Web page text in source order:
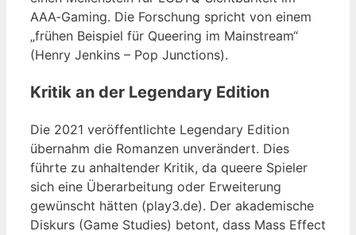
AAA‑Gaming. Die Forschung spricht von einem
„frühen Beispiel für Queering im Mainstream“
(Henry Jenkins – Pop Junctions).
Kritik an der Legendary Edition
Die 2021 veröffentlichte Legendary Edition
übernahm die Romanzen unverändert. Dies
führte zu anhaltender Kritik, da queere Spieler
sich eine Überarbeitung oder Erweiterung
gewünscht hätten (play3.de). Der akademische
Diskurs (Game Studies) betont, dass Mass Effect